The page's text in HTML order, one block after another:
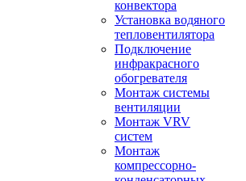
конвектора
Установка водяного
тепловентилятора
Подключение
инфракрасного
обогревателя
Монтаж системы
вентиляции
Монтаж VRV
систем
Монтаж
компрессорно-